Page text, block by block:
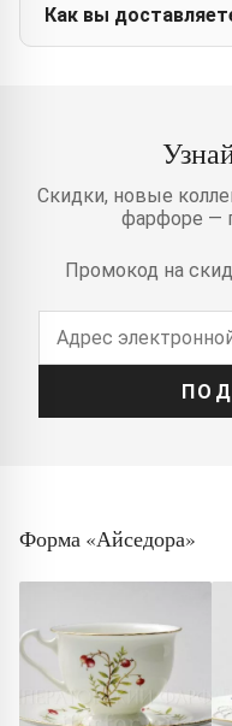
Как вы
Скидки, новые
фарфоре —
Промокод на
Форма «Айседора»